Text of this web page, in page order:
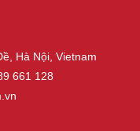
Hà Nội, Vietnam
661 128